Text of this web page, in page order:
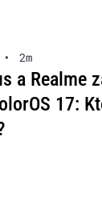
• 2m
a Realme
17: